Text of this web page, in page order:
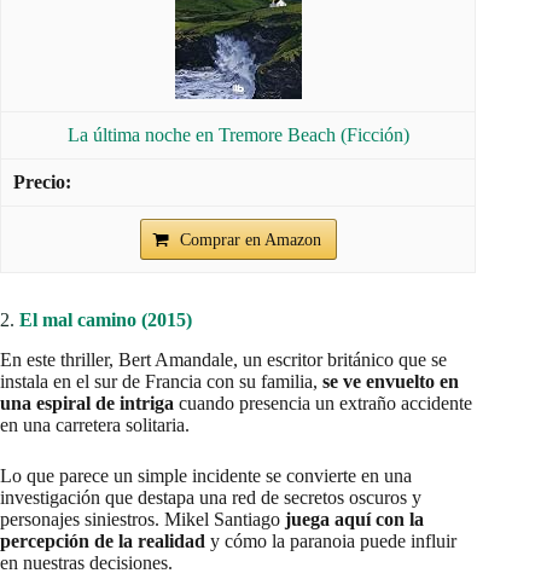
La última noche en Tremore Beach (Ficción)
Comprar en Amazon
2. El mal camino (2015)
En este thriller, Bert Amandale, un escritor británico que se
instala en el sur de Francia con su familia, se ve envuelto en
una espiral de intriga cuando presencia un extraño accidente
en una carretera solitaria.
Lo que parece un simple incidente se convierte en una
investigación que destapa una red de secretos oscuros y
personajes siniestros. Mikel Santiago juega aquí con la
percepción de la realidad y cómo la paranoia puede influir
en nuestras decisiones.